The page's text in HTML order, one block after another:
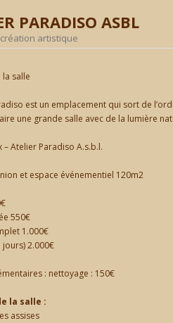
PARADISO ASBL
artistique
salle
est un emplacement qui sort de
une grande salle avec de la lumière
– Atelier Paradiso A.s.b.l.
et espace événementiel 120m2
550€
1.000€
jours) 2.000€
: nettoyage : 150€
la salle :
assises